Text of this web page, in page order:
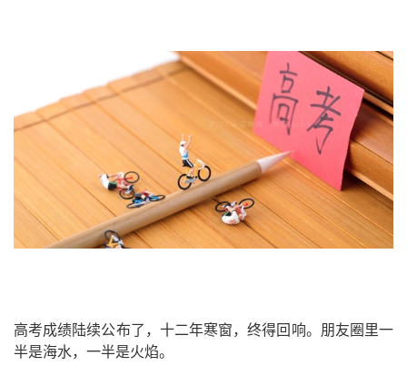
高考成绩陆续公布了， 十二年寒窗，终得回响。朋友圈里一
半是海水，一半是火焰。